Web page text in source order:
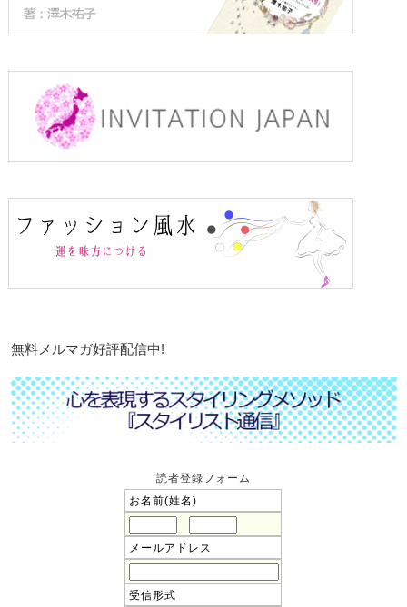
無料メルマガ好評配信中!
読者登録フォーム
お名前(姓名)
メールアドレス
受信形式